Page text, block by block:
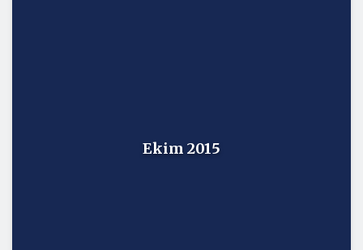
Ekim 2015